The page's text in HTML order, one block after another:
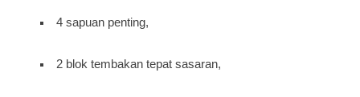
4 sapuan penting,
2 blok tembakan tepat sasaran,